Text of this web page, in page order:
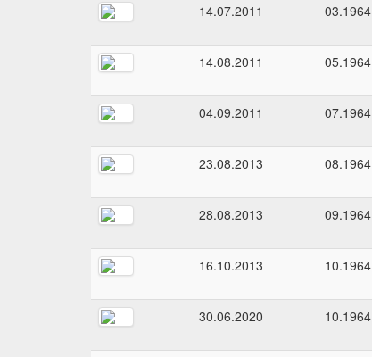
14.07.2011 03.1964
14.08.2011 05.1964
04.09.2011 07.1964
23.08.2013 08.1964
28.08.2013 09.1964
16.10.2013 10.1964
30.06.2020 10.1964